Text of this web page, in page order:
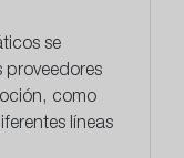
se
proveedores
como
líneas